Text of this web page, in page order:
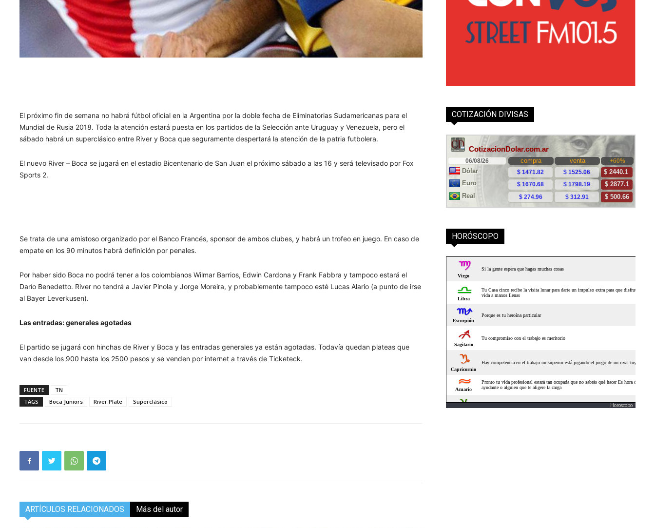
El próximo fin de semana no habrá fútbol oficial en la Argentina por la doble fecha de Eliminatorias Sudamericanas para el
Mundial de Rusia 2018. Toda la atención estará puesta en los partidos de la Selección ante Uruguay y Venezuela, pero el
sábado habrá un superclásico entre River y Boca que seguramente despertará la atención de la patria futbolera.
El nuevo River – Boca se jugará en el estadio Bicentenario de San Juan el próximo sábado a las 16 y será televisado por Fox
Sports 2.
Se trata de una amistoso organizado por el Banco Francés, sponsor de ambos clubes, y habrá un trofeo en juego. En caso de
empate en los 90 minutos habrá definición por penales.
Por haber sido Boca no podrá tener a los colombianos Wilmar Barrios, Edwin Cardona y Frank Fabbra y tampoco estará el
Darío Benedetto. River no tendrá a Javier Pinola y Jorge Moreira, y probablemente tampoco esté Lucas Alario (a punto de irse
al Bayer Leverkusen).
Las entradas: generales agotadas
El partido se jugará con hinchas de River y Boca y las entradas generales ya están agotadas. Todavía quedan plateas que
van desde los 900 hasta los 2500 pesos y se venden por internet a través de Ticketeck.
FUENTE
TN
TAGS
Boca Juniors River Plate Superclásico
ARTÍCULOS RELACIONADOS Más del autor
COTIZACIÓN DIVISAS
HORÓSCOPO
Horoscopo